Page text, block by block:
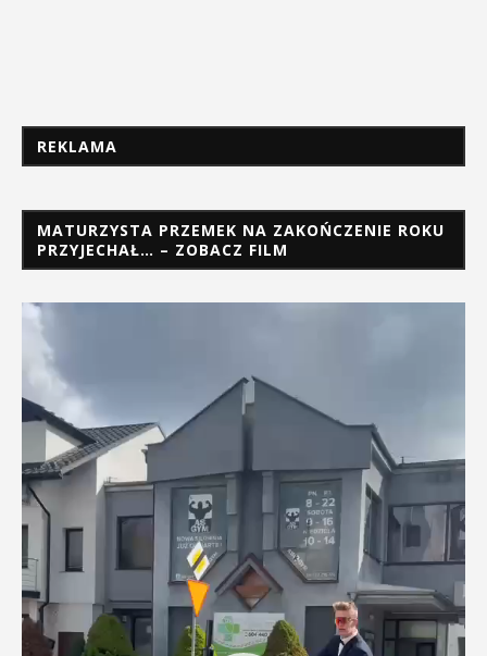
REKLAMA
MATURZYSTA PRZEMEK NA ZAKOŃCZENIE ROKU
PRZYJECHAŁ… – ZOBACZ FILM
Odtwarzacz